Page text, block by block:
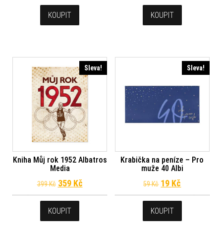
KOUPIT KOUPIT
Sleva!
Kniha Můj rok 1952 Albatros
Media
399Kč Původní cena byla: 399 Kč.
359 KčAktuální cena je: 359 Kč.
KOUPIT
Sleva!
Krabička na peníze – Pro
muže 40 Albi
59Kč Původní cena
19 Kč
KOUPIT